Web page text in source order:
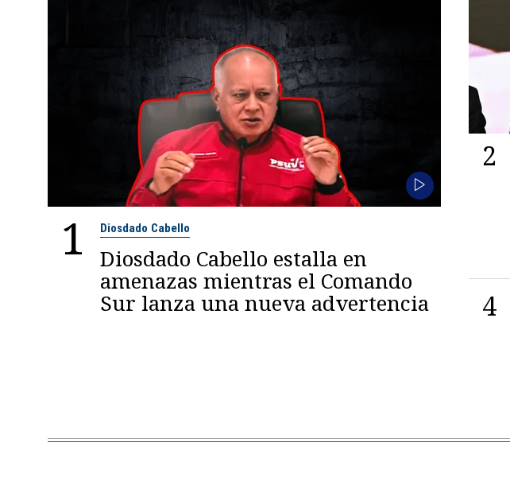
1 Diosdado Cabello
Diosdado Cabello estalla en
amenazas mientras el Comando
Sur lanza una nueva advertencia
2
4